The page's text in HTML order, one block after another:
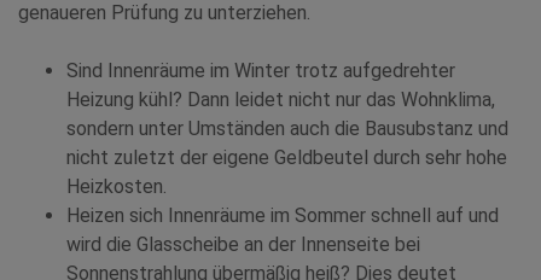
genaueren Prüfung zu unterziehen.
Sind Innenräume im Winter trotz aufgedrehter
Heizung kühl? Dann leidet nicht nur das Wohnklima,
sondern unter Umständen auch die Bausubstanz und
nicht zuletzt der eigene Geldbeutel durch sehr hohe
Heizkosten.
Heizen sich Innenräume im Sommer schnell auf und
wird die Glasscheibe an der Innenseite bei
Sonnenstrahlung übermäßig heiß? Dies deutet